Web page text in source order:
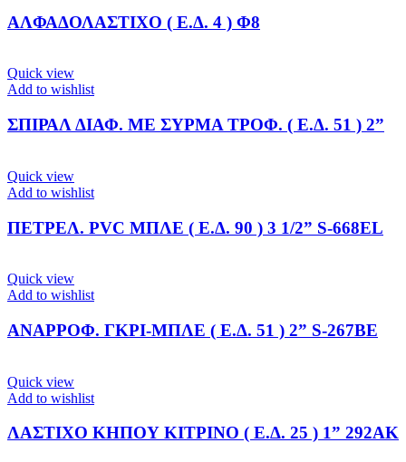
ΑΛΦΑΔΟΛΑΣΤΙΧΟ ( Ε.Δ. 4 ) Φ8
Quick view
Add to wishlist
ΣΠΙΡΑΛ ΔΙΑΦ. ΜΕ ΣΥΡΜΑ ΤΡΟΦ. ( Ε.Δ. 51 ) 2”
Quick view
Add to wishlist
ΠΕΤΡΕΛ. PVC ΜΠΛΕ ( Ε.Δ. 90 ) 3 1/2” S-668EL
Quick view
Add to wishlist
ΑΝΑΡΡΟΦ. ΓΚΡΙ-ΜΠΛΕ ( Ε.Δ. 51 ) 2” S-267BE
Quick view
Add to wishlist
ΛΑΣΤΙΧΟ ΚΗΠΟΥ ΚΙΤΡΙΝΟ ( Ε.Δ. 25 ) 1” 292ΑΚ